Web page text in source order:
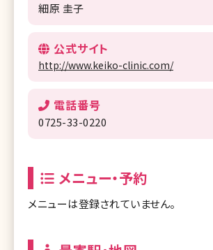
細原 圭子
公式サイト
http://www.keiko-clinic.com/
電話番号
0725-33-0220
メニュー・予約
メニューは登録されていません。